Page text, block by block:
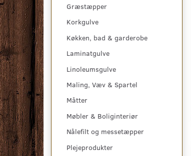
Græstæpper
Korkgulve
Køkken, bad & garderobe
Laminatgulve
Linoleumsgulve
Maling, Væv & Spartel
Måtter
Møbler & Boliginteriør
Nålefilt og messetæpper
Plejeprodukter